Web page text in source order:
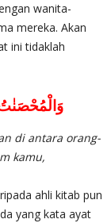
wanita-
mereka. Akan
ini tidaklah
di antara orang-
kamu,
ahli kitab pun
yang kata ayat